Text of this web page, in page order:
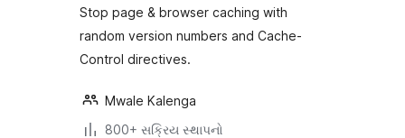
Stop page & browser caching with
random version numbers and Cache-
Control directives.
Mwale Kalenga
800+ સક્રિય સ્થાપનો